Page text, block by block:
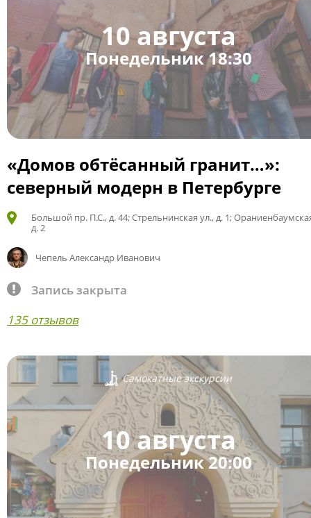
10 августа
Понедельник 18:30
«Домов обтёсанный гранит…»:
северный модерн в Петербурге
Большой пр. П.С., д. 44; Стрельнинская ул., д. 1;
д. 2
Чепель Александр Иванович
Запись закрыта
135 отзывов
Самокатные экскурсии
10 августа
Понедельник 20:00